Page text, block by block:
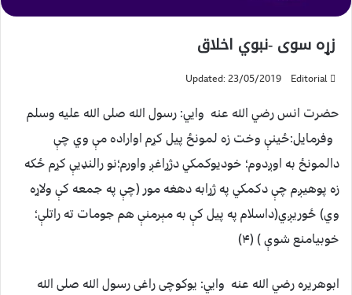
زړه سوی -نبوي اخلاق
Editorial
Updated: 23/05/2019
حضرت انس رضي الله عنه وايي: رسول الله صلی الله عليه وسلم
وفرمايل:ځينې وخت زه لمونځ پيل كړم اواراده مې وي چې
دالمونځ به اوږدوم؛ خوديوكمكي دژړاغږ واورم؛نو رالنډيې کړم ځكه
زه پوهيږم چې دكمكي په ژړابه دهغه مور (چې په جمعه کې ولاړه
وي) ځوريږي(داسلام په پيل کې به مېرمنې هم جومات ته راتلې؛
خوبيامنع شوې ) (۴)
ابوهريره رضي الله عنه وايي: يوكوچى راغى رسول الله صلی الله